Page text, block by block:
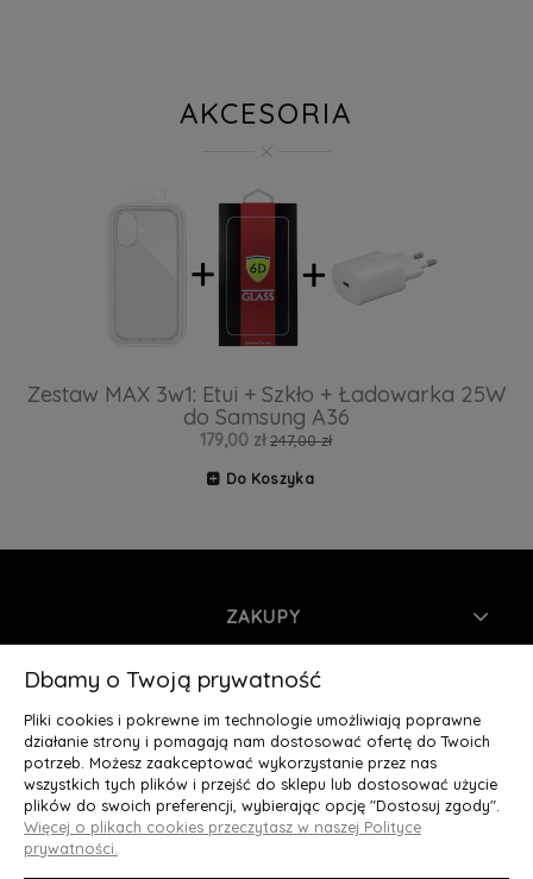
AKCESORIA
Zestaw MAX 3w1: Etui + Szkło + Ładowarka 25W
do Samsung A36
179,00 zł 247,00 zł
Do Koszyka
ZAKUPY
INFORMACJE
MOJE KONTO
O NAS
Deluxury.pl
Dbamy o Twoją prywatność
Pliki cookies i pokrewne im technologie umożliwiają poprawne
działanie strony i pomagają nam dostosować ofertę do Twoich
potrzeb. Możesz zaakceptować wykorzystanie przez nas
wszystkich tych plików i przejść do sklepu lub dostosować użycie
plików do swoich preferencji, wybierając opcję "Dostosuj zgody".
Więcej o plikach cookies przeczytasz w naszej Polityce
prywatności.